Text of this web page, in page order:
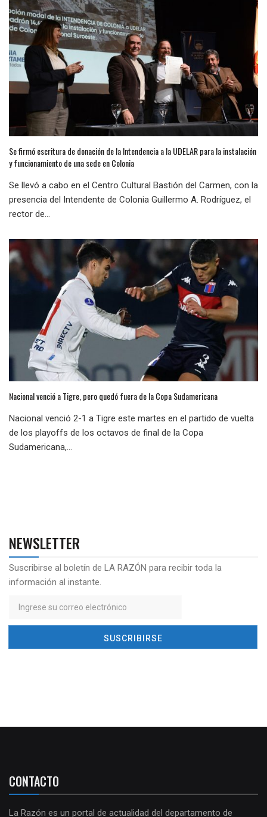
Se firmó escritura de donación de la Intendencia a la UDELAR para la instalación
y funcionamiento de una sede en Colonia
Se llevó a cabo en el Centro Cultural Bastión del Carmen, con la
presencia del Intendente de Colonia Guillermo A. Rodríguez, el
rector de...
Nacional venció a Tigre, pero quedó fuera de la Copa Sudamericana
Nacional venció 2-1 a Tigre este martes en el partido de vuelta
de los playoffs de los octavos de final de la Copa
Sudamericana,...
NEWSLETTER
Suscribirse al boletín de LA RAZÓN para recibir toda la
información al instante.
CONTACTO
La Razón es un portal de actualidad del departamento de